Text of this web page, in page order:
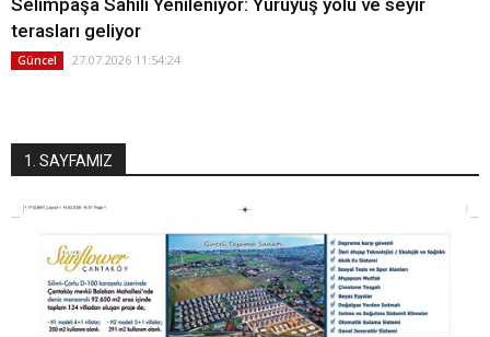
Selimpaşa Sahili Yenileniyor: Yürüyüş yolu ve seyir
terasları geliyor
Güncel 27.07.2026 11:54:24
1. SAYFAMIZ